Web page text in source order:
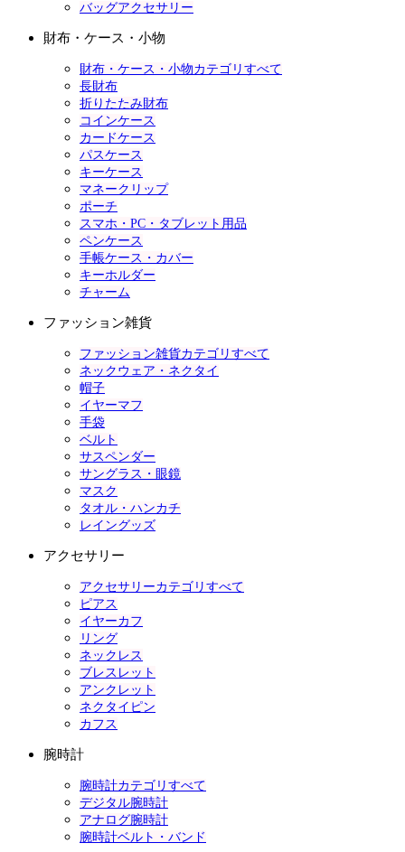
バッグアクセサリー
財布・ケース・小物
財布・ケース・小物カテゴリすべて
長財布
折りたたみ財布
コインケース
カードケース
パスケース
キーケース
マネークリップ
ポーチ
スマホ・PC・タブレット用品
ペンケース
手帳ケース・カバー
キーホルダー
チャーム
ファッション雑貨
ファッション雑貨カテゴリすべて
ネックウェア・ネクタイ
帽子
イヤーマフ
手袋
ベルト
サスペンダー
サングラス・眼鏡
マスク
タオル・ハンカチ
レイングッズ
アクセサリー
アクセサリーカテゴリすべて
ピアス
イヤーカフ
リング
ネックレス
ブレスレット
アンクレット
ネクタイピン
カフス
腕時計
腕時計カテゴリすべて
デジタル腕時計
アナログ腕時計
腕時計ベルト・バンド